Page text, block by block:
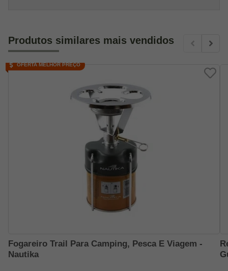
Produtos similares mais vendidos
Fogareiro Trail Para Camping, Pesca E Viagem -
Nautika
OFERTA MELHOR PREÇO